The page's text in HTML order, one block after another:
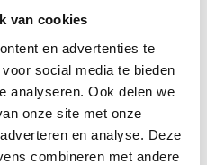
van cookies
en advertenties te
social media te bieden
analyseren. Ook delen we
onze site met onze
en analyse. Deze
combineren met andere
chauffage
fonctionne-t-il à